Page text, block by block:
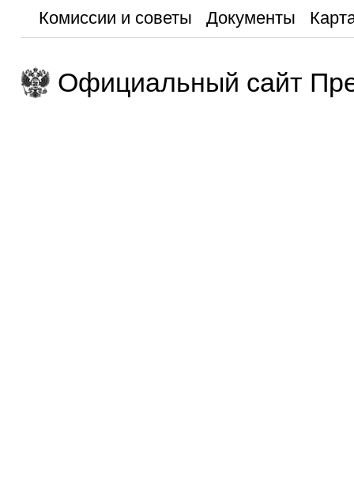
Комиссии и советы
Документы
Официальный сайт